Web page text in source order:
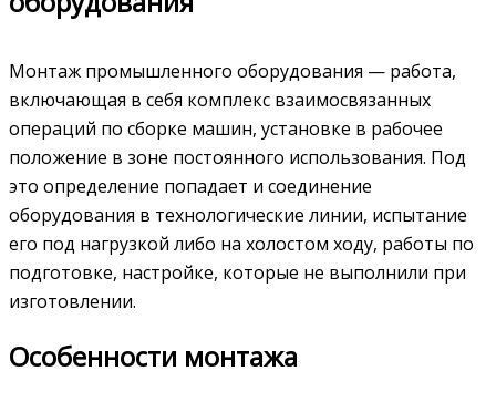
Монтаж промышленного оборудования — работа,
включающая в себя комплекс взаимосвязанных
операций по сборке машин, установке в рабочее
положение в зоне постоянного использования. Под
это определение попадает и соединение
оборудования в технологические линии, испытание
его под нагрузкой либо на холостом ходу, работы по
подготовке, настройке, которые не выполнили при
изготовлении.
Особенности монтажа